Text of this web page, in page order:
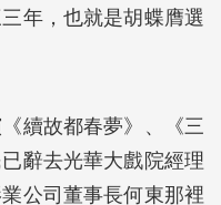
年，也就是胡蝶膺選
續故都春夢》、《三
辭去光華大戲院經理
公司董事長何東那裡